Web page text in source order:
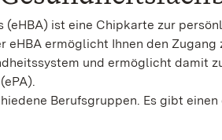
ist eine Chipkarte zur
eHBA ermöglicht Ihnen den
und ermöglicht damit
Berufsgruppen. Es gibt einen